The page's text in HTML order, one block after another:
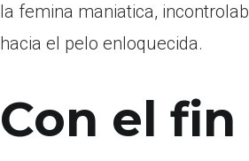
la femina maniatica,
hacia el pelo enloquecida.
Con el fin